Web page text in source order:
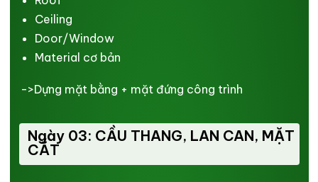
Ceiling
Door/Window
Material cơ bản
->Dựng mặt bằng + mặt đứng công trình
Ngày 03: CẦU THANG, LAN CAN, MẶT
CẮT